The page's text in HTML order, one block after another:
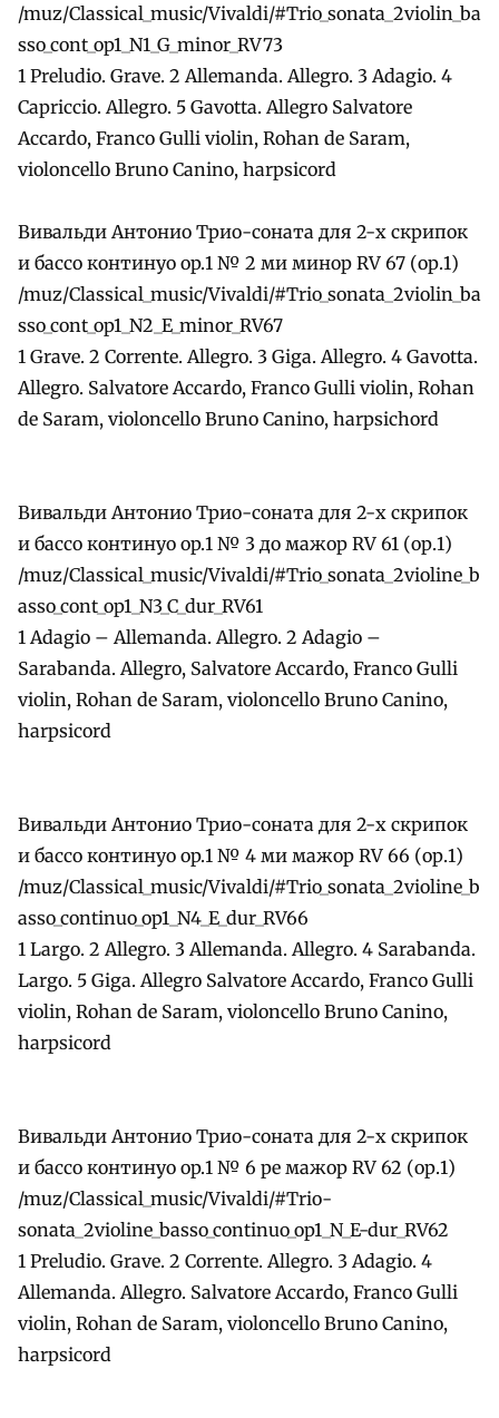
/muz/Classical_music/Vivaldi/#Trio_sonata_2violin_ba
sso_cont_op1_N1_G_minor_RV73
1 Preludio. Grave. 2 Allemanda. Allegro. 3 Adagio. 4
Capriccio. Allegro. 5 Gavotta. Allegro Salvatore
Accardo, Franco Gulli violin, Rohan de Saram,
violoncello Bruno Canino, harpsicord
Вивальди Антонио Трио-соната для 2-х скрипок
и бассо континуо оp.1 № 2 ми минор RV 67 (ор.1)
/muz/Classical_music/Vivaldi/#Trio_sonata_2violin_ba
sso_cont_op1_N2_E_minor_RV67
1 Grave. 2 Corrente. Allegro. 3 Giga. Allegro. 4 Gavotta.
Allegro. Salvatore Accardo, Franco Gulli violin, Rohan
de Saram, violoncello Bruno Canino, harpsichord
Вивальди Антонио Трио-соната для 2-х скрипок
и бассо континуо оp.1 № 3 до мажор RV 61 (ор.1)
/muz/Classical_music/Vivaldi/#Trio_sonata_2violine_b
asso_cont_op1_N3_C_dur_RV61
1 Adagio – Allemanda. Allegro. 2 Adagio –
Sarabanda. Allegro, Salvatore Accardo, Franco Gulli
violin, Rohan de Saram, violoncello Bruno Canino,
harpsicord
Вивальди Антонио Трио-соната для 2-х скрипок
и бассо континуо оp.1 № 4 ми мажор RV 66 (ор.1)
/muz/Classical_music/Vivaldi/#Trio_sonata_2violine_b
asso_continuo_op1_N4_E_dur_RV66
1 Largo. 2 Allegro. 3 Allemanda. Allegro. 4 Sarabanda.
Largo. 5 Giga. Allegro Salvatore Accardo, Franco Gulli
violin, Rohan de Saram, violoncello Bruno Canino,
harpsicord
Вивальди Антонио Трио-соната для 2-х скрипок
и бассо континуо оp.1 № 6 ре мажор RV 62 (ор.1)
/muz/Classical_music/Vivaldi/#Trio-
sonata_2violine_basso_continuo_op1_N_E-dur_RV62
1 Preludio. Grave. 2 Corrente. Allegro. 3 Adagio. 4
Allemanda. Allegro. Salvatore Accardo, Franco Gulli
violin, Rohan de Saram, violoncello Bruno Canino,
harpsicord